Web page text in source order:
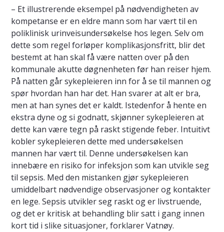
– Et illustrerende eksempel på nødvendigheten av
kompetanse er en eldre mann som har vært til en
poliklinisk urinveisundersøkelse hos legen. Selv om
dette som regel forløper komplikasjonsfritt, blir det
bestemt at han skal få være natten over på den
kommunale akutte døgnenheten før han reiser hjem.
På natten går sykepleieren inn for å se til mannen og
spør hvordan han har det. Han svarer at alt er bra,
men at han synes det er kaldt. Istedenfor å hente en
ekstra dyne og si godnatt, skjønner sykepleieren at
dette kan være tegn på raskt stigende feber. Intuitivt
kobler sykepleieren dette med undersøkelsen
mannen har vært til. Denne undersøkelsen kan
innebære en risiko for infeksjon som kan utvikle seg
til sepsis. Med den mistanken gjør sykepleieren
umiddelbart nødvendige observasjoner og kontakter
en lege. Sepsis utvikler seg raskt og er livstruende,
og det er kritisk at behandling blir satt i gang innen
kort tid i slike situasjoner, forklarer Vatnøy.